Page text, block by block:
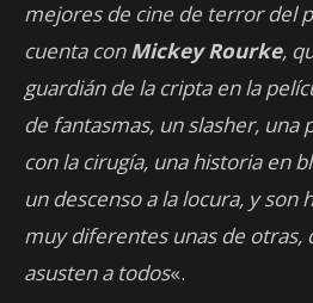
mejores de cine de terror del
cuenta conMickey Rourke,
guardián de la cripta en la
de fantasmas, un slasher, una
con la cirugía, una historia en
un descenso a la locura, y son
muy diferentes unas de otras,
asusten a todos«.